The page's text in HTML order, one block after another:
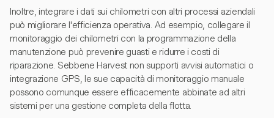
Inoltre, integrare i dati sui chilometri con altri processi aziendali
può migliorare l'efficienza operativa. Ad esempio, collegare il
monitoraggio dei chilometri con la programmazione della
manutenzione può prevenire guasti e ridurre i costi di
riparazione. Sebbene Harvest non supporti avvisi automatici o
integrazione GPS, le sue capacità di monitoraggio manuale
possono comunque essere efficacemente abbinate ad altri
sistemi per una gestione completa della flotta.